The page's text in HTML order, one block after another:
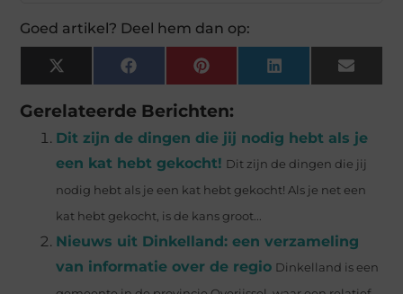
Goed artikel? Deel hem dan op:
X
(Twitter)
FacebookPinterest LinkedIn Email
Gerelateerde Berichten:
Dit zijn de dingen die jij nodig hebt als je
een kat hebt gekocht! Dit zijn de dingen die jij
nodig hebt als je een kat hebt gekocht! Als je net een
kat hebt gekocht, is de kans groot...
Nieuws uit Dinkelland: een verzameling
van informatie over de regio Dinkelland is een